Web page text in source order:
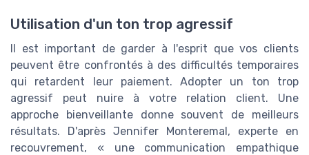
Utilisation d'un ton trop agressif
Il est important de garder à l'esprit que vos clients
peuvent être confrontés à des difficultés temporaires
qui retardent leur paiement. Adopter un ton trop
agressif peut nuire à votre relation client. Une
approche bienveillante donne souvent de meilleurs
résultats. D'après Jennifer Monteremal, experte en
recouvrement, « une communication empathique